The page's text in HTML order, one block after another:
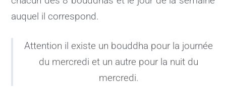
auquel il correspond.
Attention il existe un bouddha pour la journée
du mercredi et un autre pour la nuit du
mercredi.